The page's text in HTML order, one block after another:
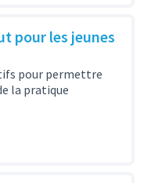
pour les jeunes
pour permettre
la pratique